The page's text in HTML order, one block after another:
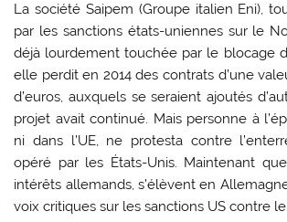
La société Saipem (Groupe italien Eni),
par les sanctions états-uniennes sur le
déjà lourdement touchée par le blocage
elle perdit en 2014 des contrats d’une
d’euros, auxquels se seraient ajoutés
projet avait continué. Mais personne à
ni dans l’UE, ne protesta contre
opéré par les États-Unis. Maintenant
intérêts allemands, s’élèvent en
voix critiques sur les sanctions US contre